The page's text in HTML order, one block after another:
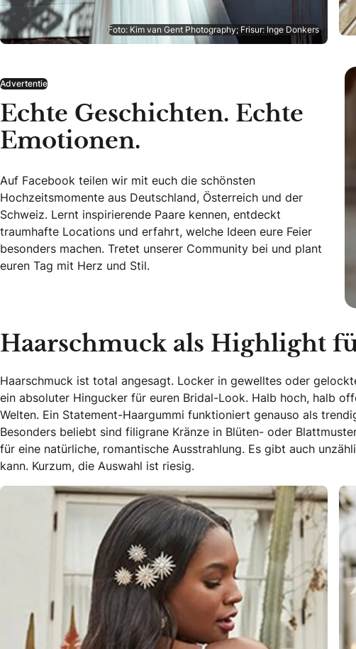
Foto: Kim van Gent Photography; Frisur: Inge Donkers
Advertentie
Echte Geschichten. Echte
Emotionen.
Auf Facebook teilen wir mit euch die schönsten
Hochzeitsmomente aus Deutschland, Österreich und der
Schweiz. Lernt inspirierende Paare kennen, entdeckt
traumhafte Locations und erfahrt, welche Ideen eure Feier
besonders machen. Tretet unserer Community bei und plant
euren Tag mit Herz und Stil.
Haarschmuck als Highlight
Haarschmuck ist total angesagt. Locker in gewelltes oder
ein absoluter Hingucker für euren Bridal-Look. Halb hoch, halb
Welten. Ein Statement-Haargummi funktioniert genauso als
Besonders beliebt sind filigrane Kränze in Blüten- oder
für eine natürliche, romantische Ausstrahlung. Es gibt auch
kann. Kurzum, die Auswahl ist riesig.